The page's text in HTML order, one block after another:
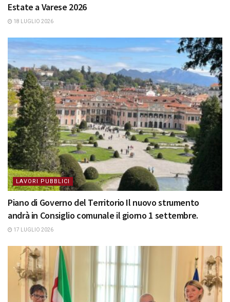
Estate a Varese 2026
18 LUGLIO 2026
LAVORI PUBBLICI
Piano di Governo del Territorio Il nuovo strumento
andrà in Consiglio comunale il giorno 1 settembre.
17 LUGLIO 2026